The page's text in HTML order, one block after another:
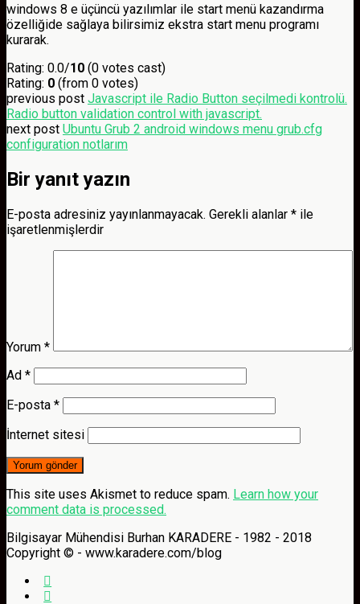
windows 8 e üçüncü yazılımlar ile start menü kazandırma
özelliğide sağlaya bilirsimiz ekstra start menu programı
kurarak.
Rating: 0.0/10 (0 votes cast)
Rating: 0 (from 0 votes)
previous post Javascript ile Radio Button seçilmedi kontrolü.
Radio button validation control with javascript.
next post Ubuntu Grub 2 android windows menu grub.cfg
configuration notlarım
Bir yanıt yazın
E-posta adresiniz yayınlanmayacak. Gerekli alanlar * ile
işaretlenmişlerdir
Yorum *
Ad *
E-posta *
İnternet sitesi
This site uses Akismet to reduce spam. Learn how your
comment data is processed.
Bilgisayar Mühendisi Burhan KARADERE - 1982 - 2018
Copyright © - www.karadere.com/blog